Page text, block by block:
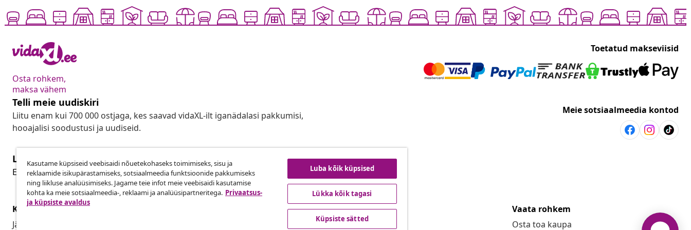
Osta rohkem,
maksa vähem
Toetatud makseviisid
Telli meie uudiskiri
Liitu enam kui 700 000 ostjaga, kes saavad vidaXL-ilt iganädalasi pakkumisi,
hooajalisi soodustusi ja uudiseid.
Meie sotsiaalmeedia kontod
Lepingust taganemine
Esita oma tellimuse kohta tagastamissoov.
Lepingust taganemine
Klienditeenindus
Jälgi oma tellimust
vidaXL
vidaXList
Vaata rohkem
Osta toa kaupa
Kasutame küpsiseid veebisaidi nõuetekohaseks toimimiseks, sisu ja
reklaamide isikupärastamiseks, sotsiaalmeedia funktsioonide pakkumiseks
ning liikluse analüüsimiseks. Jagame teie infot meie veebisaidi kasutamise
kohta ka meie sotsiaalmeedia-, reklaami ja analüüsipartneritega. Privaatsus-
ja küpsiste avaldus
Luba kõik küpsised
Lükka kõik tagasi
Küpsiste sätted